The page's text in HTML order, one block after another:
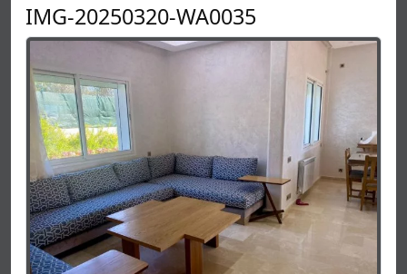
IMG-20250320-WA0035